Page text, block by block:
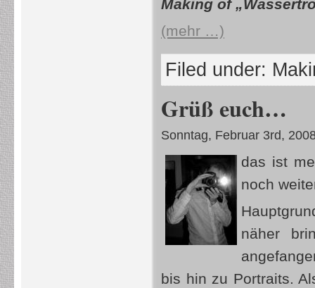
Making of
(mehr …)
Filed under:
Grüß euch…
Sonntag, Februar 3rd,
das ist
noch
näher
bis hin zu Portraits.